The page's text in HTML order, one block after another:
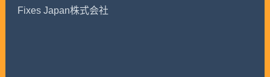
Fixes Japan株式会社